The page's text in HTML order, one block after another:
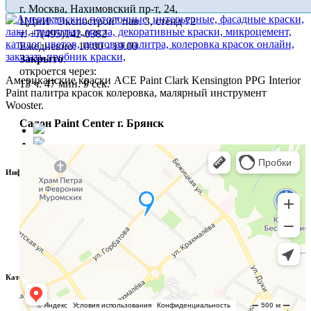
г. Москва, Нахимовский пр-т, 24,
ЦДиИ "Экспострой" пав. 3, стенд 72
т. +7(495)142-0382
Ежедневно: 10.00 - 19.00
Закрыто.
откроется через:
13 ч. 47 мин. 8 сек.
Салон Paint Center г. Брянск
Распродажа декоративной
штукатурки
Магнитная штукатурка
Магнитный грунт
Грунты для стен и потолков
Акриловый укрывной грунт
Грунт глубокого
Цементные затирки
Эпоксидные затирки
Распродажа
Распродажа краски
Распродажа декоративной
штукатурки
Американские краски ACE Paint Clark Kensington PPG Interior
Paint палитра красок колеровка, малярный инструмент
Wooster.
Информация
О магазине
FAQ
Точки продаж
Сотрудничество
Контакты
Категории
Американские краски